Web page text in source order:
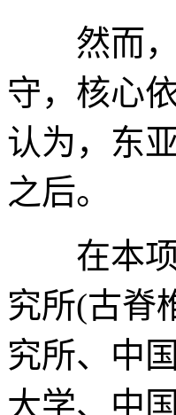
然而，
守，核心
认为，东
之后。
在本项
究所(古脊
究所、中
大学、中